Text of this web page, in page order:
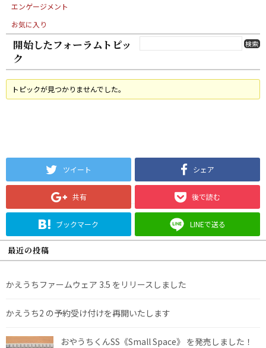
エンゲージメント
お気に入り
開始したフォーラムトピッ
ク
トピックが見つかりませんでした。
ツイート シェア
共有 後で読む
ブックマーク LINEで送る
最近の投稿
かえうちファームウェア 3.5 をリリースしました
かえうち2 の予約受け付けを再開いたします
おやうちくんSS《Small Space》 を発売しました！